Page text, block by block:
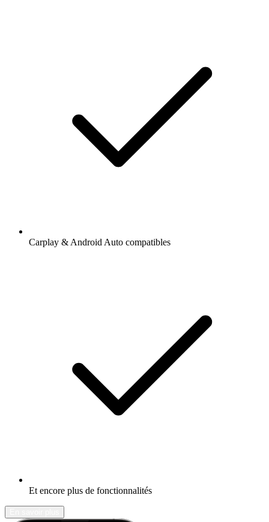
Carplay & Android Auto compatibles
Et encore plus de fonctionnalités